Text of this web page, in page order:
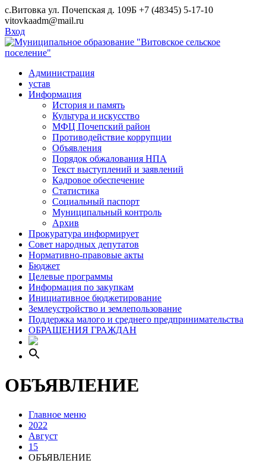
Skip
to
content
с.Витовка ул. Почепская д. 109Б +7 (48345) 5-17-10
vitovkaadm@mail.ru
Вход
Администрация
устав
Информация
История и память
Культура и искусство
МФЦ Почепский район
Противодействие коррупции
Объявления
Порядок обжалования НПА
Текст выступлений и заявлений
Кадровое обеспечение
Статистика
Социальный паспорт
Муниципальный контроль
Архив
Прокуратура информирует
Совет народных депутатов
Нормативно-правовые акты
Бюджет
Целевые программы
Информация по закупкам
Инициативное бюджетирование
Землеустройство и землепользование
Поддержка малого и среднего предпринимательства
ОБРАЩЕНИЯ ГРАЖДАН
ОБЪЯВЛЕНИЕ
Главное меню
2022
Август
15
ОБЪЯВЛЕНИЕ